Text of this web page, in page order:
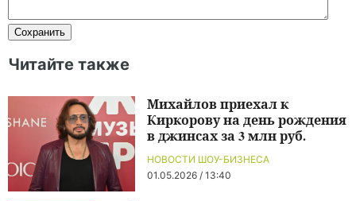
Читайте также
НОВОСТИ ШОУ-БИЗНЕСА
01.05.2026 / 13:40
Михайлов приехал к
Киркорову на день рождения
в джинсах за 3 млн руб.